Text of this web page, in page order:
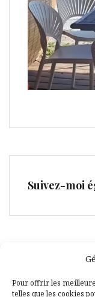
Pour offrir les
telles que les cookies
Suivez-moi